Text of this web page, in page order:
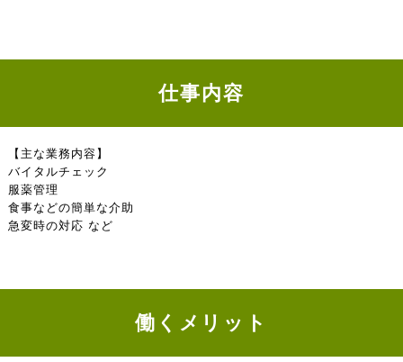
仕事内容
【主な業務内容】
バイタルチェック
服薬管理
食事などの簡単な介助
急変時の対応 など
働くメリット